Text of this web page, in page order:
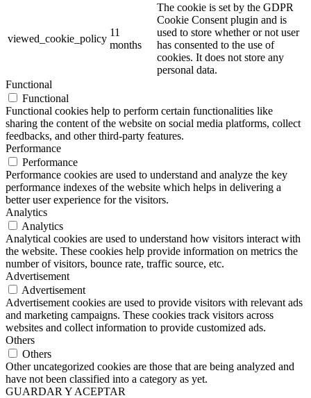
viewed_cookie_policy
11
months
The cookie is set by the GDPR
Cookie Consent plugin and is
used to store whether or not user
has consented to the use of
cookies. It does not store any
personal data.
Functional
Functional
Functional cookies help to perform certain functionalities like
sharing the content of the website on social media platforms, collect
feedbacks, and other third-party features.
Performance
Performance
Performance cookies are used to understand and analyze the key
performance indexes of the website which helps in delivering a
better user experience for the visitors.
Analytics
Analytics
Analytical cookies are used to understand how visitors interact with
the website. These cookies help provide information on metrics the
number of visitors, bounce rate, traffic source, etc.
Advertisement
Advertisement
Advertisement cookies are used to provide visitors with relevant ads
and marketing campaigns. These cookies track visitors across
websites and collect information to provide customized ads.
Others
Others
Other uncategorized cookies are those that are being analyzed and
have not been classified into a category as yet.
GUARDAR Y ACEPTAR